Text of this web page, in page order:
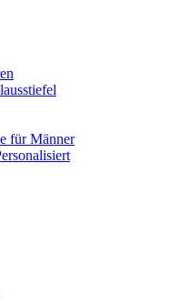
für Männer